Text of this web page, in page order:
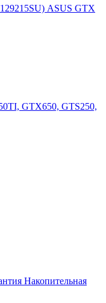
ASUS GTX
GTX650, GTS250,
Накопительная